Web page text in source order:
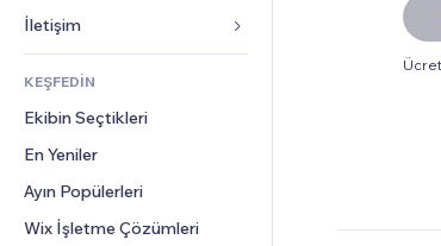
Site Listeleri
E-posta
Muhasebe
Kuponlar ve Müşteri Sadakati
Depolama Çözümleri
Restoranlar
Emlak
Randevular
Müzik
Podcast
Fotoğrafçılık
Video
PDF
Dosya Paylaşımı
Haberler
Haritalar ve Navigasyon
Gizlilik ve Güvenlik
Saat
Sayfa Şablonları
Görüntü Efektleri
Düğmeler ve Menüler
Afişler ve Rozetler
Formlar
Blog
Anketler
Sohbet
Yorumlar
Telefon
KEŞFEDİN
Ekibin Seçtikleri
En Yeniler
Ayın Popülerleri
Wix İşletme Çözümleri